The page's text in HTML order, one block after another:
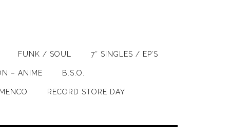
FUNK / SOUL 7″ SINGLES / EP’S
– ANIME B.S.O.
RECORD STORE DAY